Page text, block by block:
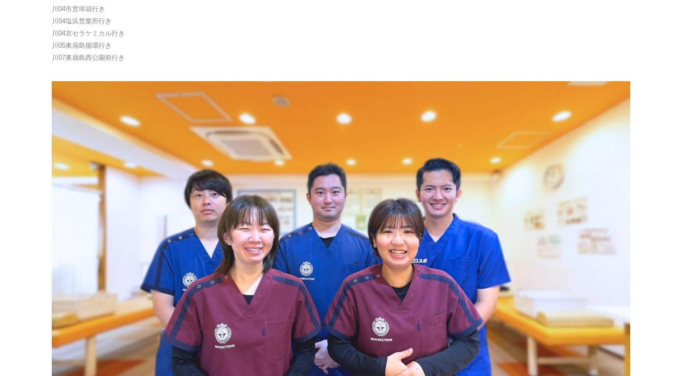
川04市営埠頭行き
川04塩浜営業所行き
川04京セラケミカル行き
川05東扇島循環行き
川07東扇島西公園前行き